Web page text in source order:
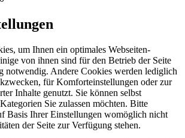
um Ihnen ein optimales Webseiten-
von ihnen sind für den Betrieb der Seite
notwendig. Andere Cookies werden lediglich
für Komforteinstellungen oder zur
Inhalte genutzt. Sie können selbst
Sie zulassen möchten. Bitte
Basis Ihrer Einstellungen womöglich nicht
der Seite zur Verfügung stehen.